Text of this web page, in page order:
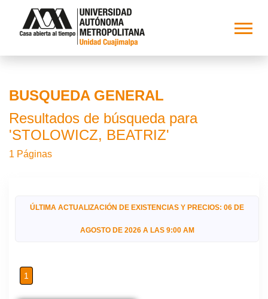
BUSQUEDA GENERAL
Resultados de búsqueda para
'STOLOWICZ, BEATRIZ'
1 Páginas
ÚLTIMA ACTUALIZACIÓN DE EXISTENCIAS Y PRECIOS: 06 DE
AGOSTO DE 2026 A LAS 9:00 AM
1